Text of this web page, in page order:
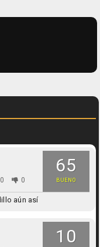
65
BUENO
0 0
aún así
10